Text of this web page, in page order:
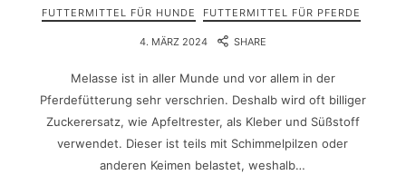
FUTTERMITTEL FÜR HUNDE
FUTTERMITTEL FÜR PFERDE
4. MÄRZ 2024 SHARE
Melasse ist in aller Munde und vor allem in der
Pferdefütterung sehr verschrien. Deshalb wird oft billiger
Zuckerersatz, wie Apfeltrester, als Kleber und Süßstoff
verwendet. Dieser ist teils mit Schimmelpilzen oder
anderen Keimen belastet, weshalb…